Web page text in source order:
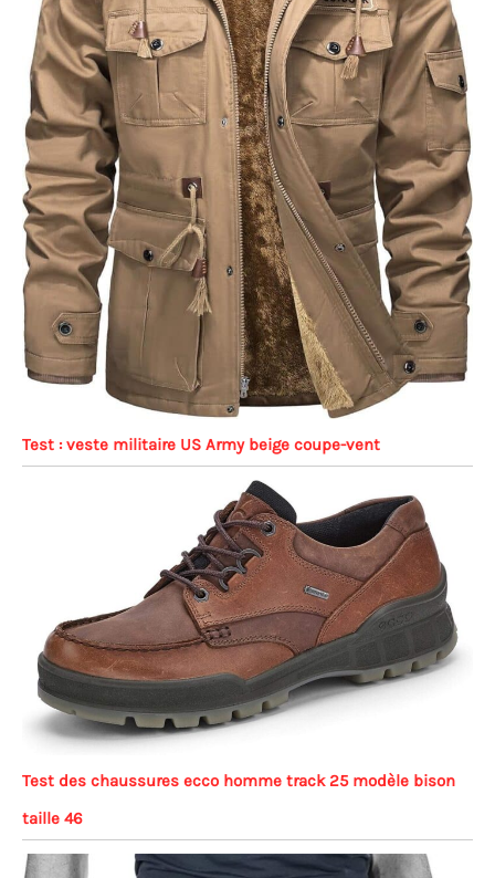
Test : veste militaire US Army beige coupe-vent
Test des chaussures ecco homme track 25 modèle bison
taille 46